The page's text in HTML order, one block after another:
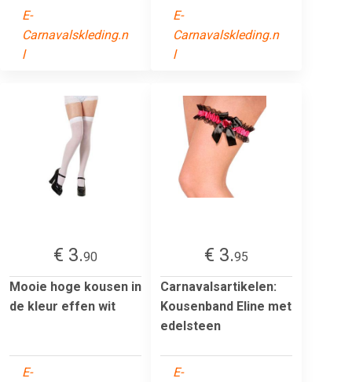
E-
Carnavalskleding.n
l
E-
Carnavalskleding.n
l
€ 3.90
Mooie hoge kousen in
de kleur effen wit
E-
€ 3.95
Carnavalsartikelen:
Kousenband Eline met
edelsteen
E-